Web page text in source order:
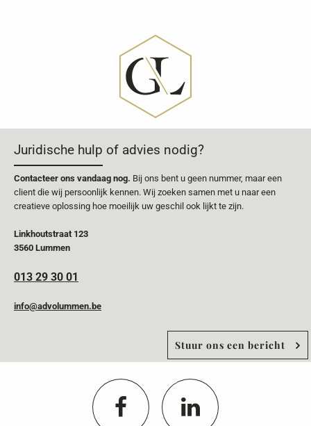
Juridische hulp of advies nodig?
Contacteer ons vandaag nog. Bij ons bent u geen nummer, maar een
client die wij persoonlijk kennen. Wij zoeken samen met u naar een
creatieve oplossing hoe moeilijk uw geschil ook lijkt te zijn.
Linkhoutstraat 123
3560 Lummen
013 29 30 01
info@advolummen.be
Stuur ons een bericht